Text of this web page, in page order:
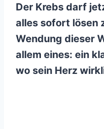
Der Krebs darf
alles sofort lösen
Wendung dieser
allem eines: ein
wo sein Herz